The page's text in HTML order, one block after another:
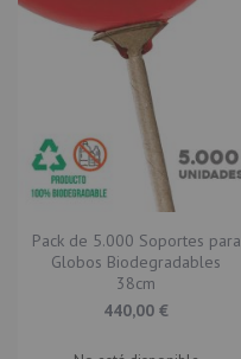
Pack de 5.000 Soportes para
Globos Biodegradables
38cm
440,00 €